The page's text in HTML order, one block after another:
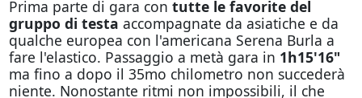
Prima parte di gara con tutte le favorite del
gruppo di testa accompagnate da asiatiche e da
qualche europea con l'americana Serena Burla a
fare l'elastico. Passaggio a metà gara in 1h15'16"
ma fino a dopo il 35mo chilometro non succederà
niente. Nonostante ritmi non impossibili, il che